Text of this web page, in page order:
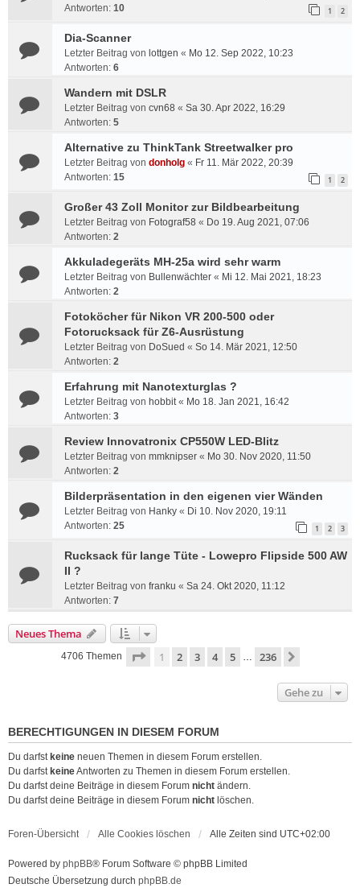
Antworten: 10 1 2
Dia-Scanner
Letzter Beitrag von lottgen « Mo 12. Sep 2022, 10:23
Antworten: 6
Wandern mit DSLR
Letzter Beitrag von cvn68 « Sa 30. Apr 2022, 16:29
Antworten: 5
Alternative zu ThinkTank Streetwalker pro
Letzter Beitrag von donholg « Fr 11. Mär 2022, 20:39
Antworten: 15 1 2
Großer 43 Zoll Monitor zur Bildbearbeitung
Letzter Beitrag von Fotograf58 « Do 19. Aug 2021, 07:06
Antworten: 2
Akkuladegeräts MH-25a wird sehr warm
Letzter Beitrag von Bullenwächter « Mi 12. Mai 2021, 18:23
Antworten: 2
Fotoköcher für Nikon VR 200-500 oder
Fotorucksack für Z6-Ausrüstung
Letzter Beitrag von DoSued « So 14. Mär 2021, 12:50
Antworten: 2
Erfahrung mit Nanotexturglas ?
Letzter Beitrag von hobbit« Mo 18. Jan 2021, 16:42
Antworten: 3
Review Innovatronix CP550W LED-Blitz
Letzter Beitrag von mmknipser « Mo 30. Nov 2020, 11:50
Antworten: 2
Bilderpräsentation in den eigenen vier Wänden
Letzter Beitrag von Hanky « Di 10. Nov 2020, 19:11
Antworten: 25 1 2 3
Rucksack für lange Tüte - Lowepro Flipside 500 AW
II ?
Letzter Beitrag von franku « Sa 24. Okt 2020, 11:12
Antworten: 7
Neues Thema
4706 Themen Seite 1von 236
1 2 3 4 5 … 236
Gehe zu
BERECHTIGUNGEN IN DIESEM FORUM
Du darfst keine neuen Themen in diesem Forum erstellen.
Du darfst keineAntworten zu Themen in diesem Forum erstellen.
Du darfst deine Beiträge in diesem Forum nicht ändern.
Du darfst deine Beiträge in diesem Forum nicht löschen.
Foren-Übersicht Alle Cookies löschen Alle Zeiten sind UTC+02:00
Powered by phpBB® Forum Software © phpBB Limited
Deutsche Übersetzung durch phpBB.de